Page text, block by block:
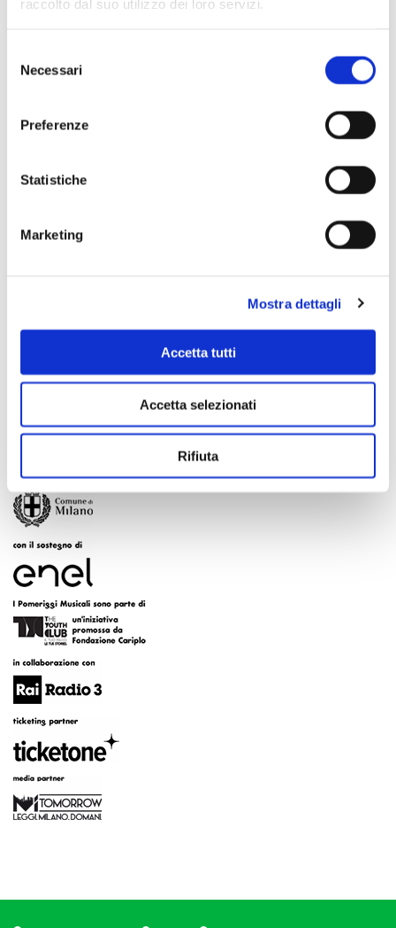
raccolto dal suo utilizzo dei loro servizi.
delNecessari
Preferenze
Statistiche
Marketing
Mostra dettagli
Accetta tutti
Accetta selezionati
Rifiuta